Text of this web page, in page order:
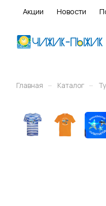
Акции Новости
Главная – Каталог –